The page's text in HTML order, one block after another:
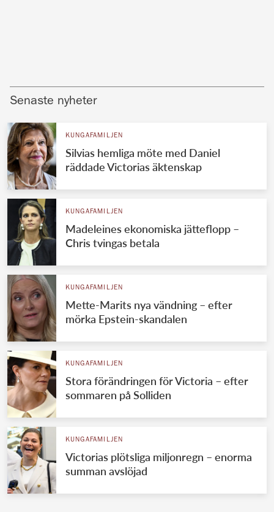
Senaste nyheter
KUNGAFAMILJEN
Silvias hemliga möte med Daniel
räddade Victorias äktenskap
KUNGAFAMILJEN
Madeleines ekonomiska jätteflopp –
Chris tvingas betala
KUNGAFAMILJEN
Mette-Marits nya vändning – efter
mörka Epstein-skandalen
KUNGAFAMILJEN
Stora förändringen för Victoria – efter
sommaren på Solliden
KUNGAFAMILJEN
Victorias plötsliga miljonregn – enorma
summan avslöjad